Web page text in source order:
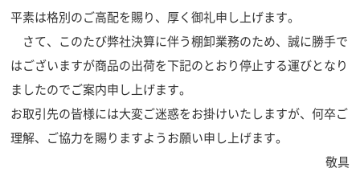
平素は格別のご高配を賜り、厚く御礼申し上げます。
さて、このたび弊社決算に伴う棚卸業務のため、誠に勝手で
はございますが商品の出荷を下記のとおり停止する運びとなり
ましたのでご案内申し上げます。
お取引先の皆様には大変ご迷惑をお掛けいたしますが、何卒ご
理解、ご協力を賜りますようお願い申し上げます。
敬具